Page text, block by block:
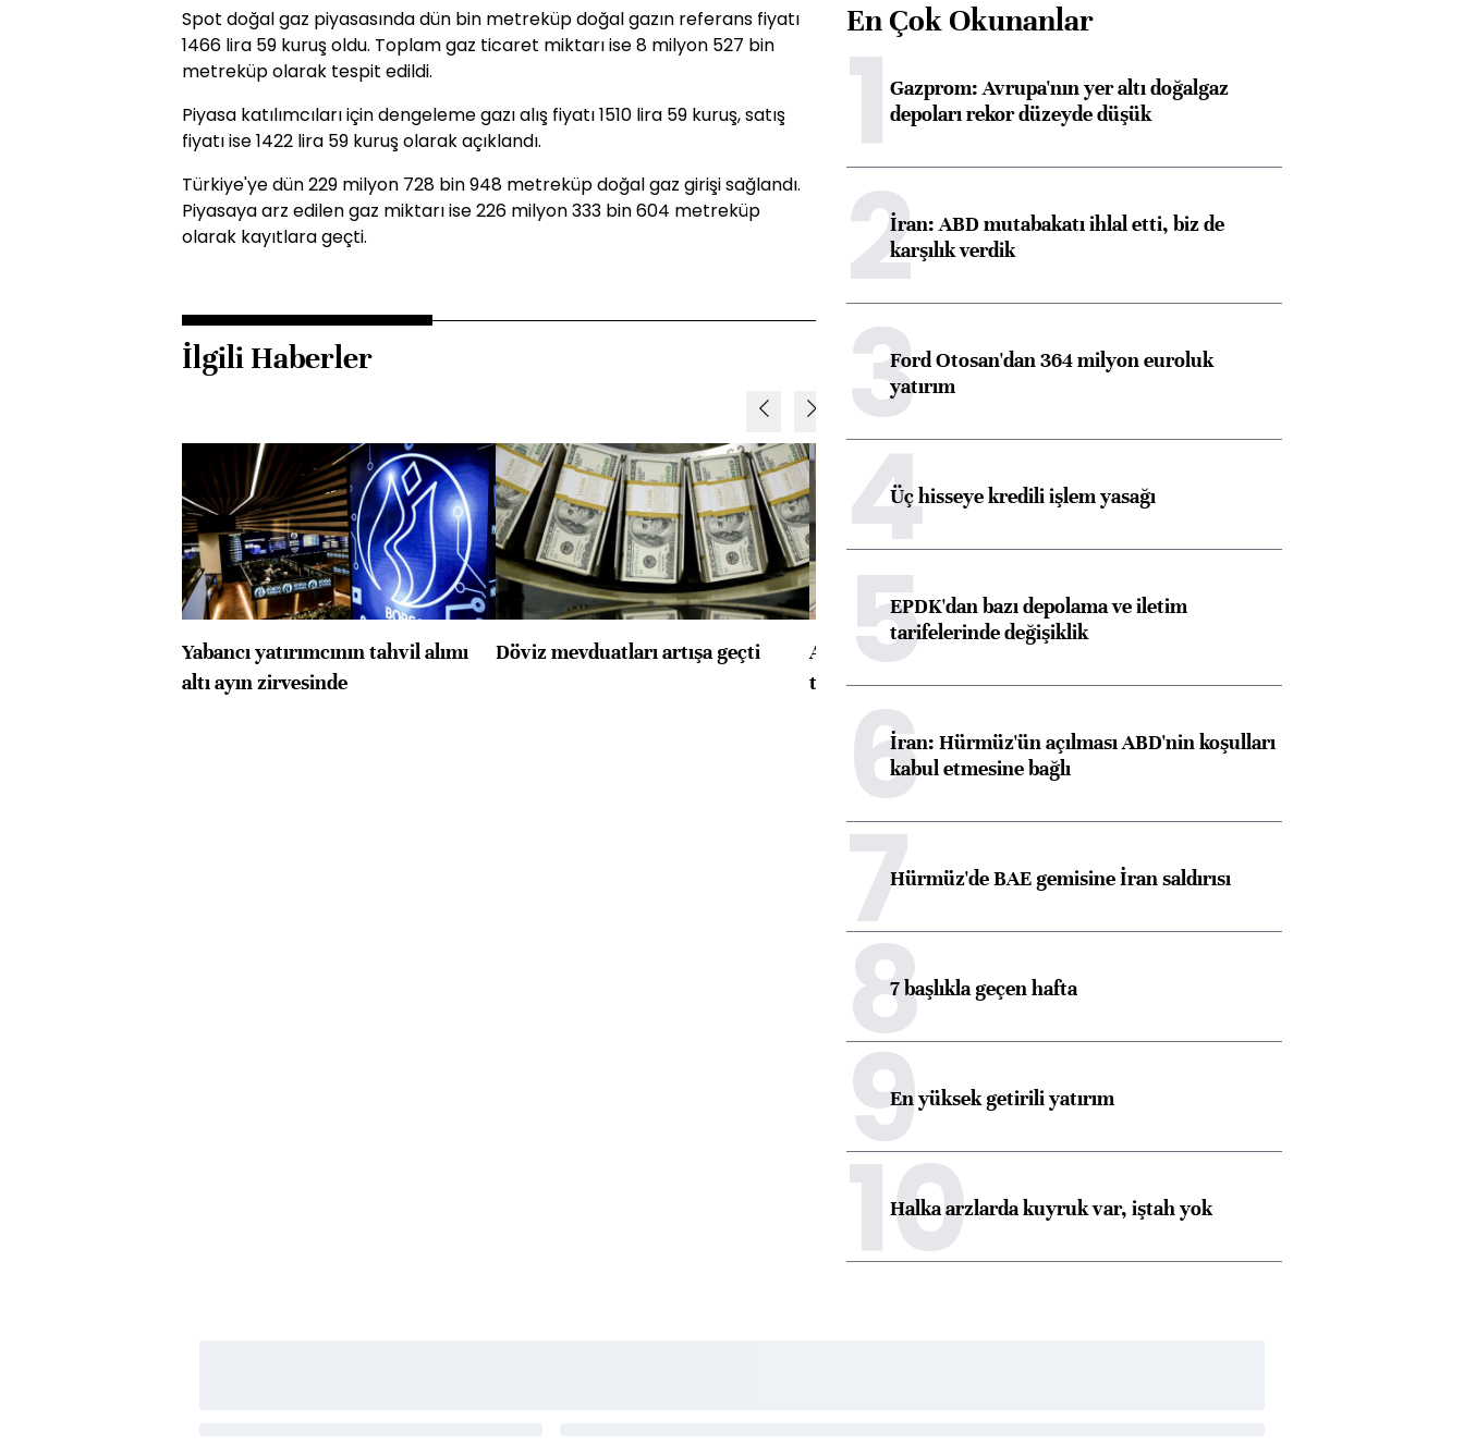
Spot doğal gaz piyasasında dün bin metreküp doğal gazın referans fiyatı
1466 lira 59 kuruş oldu. Toplam gaz ticaret miktarı ise 8 milyon 527 bin
metreküp olarak tespit edildi.
Piyasa katılımcıları için dengeleme gazı alış fiyatı 1510 lira 59 kuruş, satış
fiyatı ise 1422 lira 59 kuruş olarak açıklandı.
Türkiye'ye dün 229 milyon 728 bin 948 metreküp doğal gaz girişi sağlandı.
Piyasaya arz edilen gaz miktarı ise 226 milyon 333 bin 604 metreküp
olarak kayıtlara geçti.
İlgili Haberler
Yabancı yatırımcının tahvil alımı
altı ayın zirvesinde
Döviz mevduatları artışa geçti
ABD'de konut başlangıçları
toparlandı
konusunda Unicredit ile
En Çok Okunanlar
1Gazprom: Avrupa'nın yer altı doğalgaz
depoları rekor düzeyde düşük
2İran: ABD mutabakatı ihlal etti, biz de
karşılık verdik
3Ford Otosan'dan 364 milyon euroluk
yatırım
4Üç hisseye kredili işlem yasağı
5EPDK'dan bazı depolama ve iletim
tarifelerinde değişiklik
6İran: Hürmüz'ün açılması ABD'nin koşulları
kabul etmesine bağlı
7Hürmüz'de BAE gemisine İran saldırısı
87 başlıkla geçen hafta
9En yüksek getirili yatırım
10
Halka arzlarda kuyruk var, iştah yok